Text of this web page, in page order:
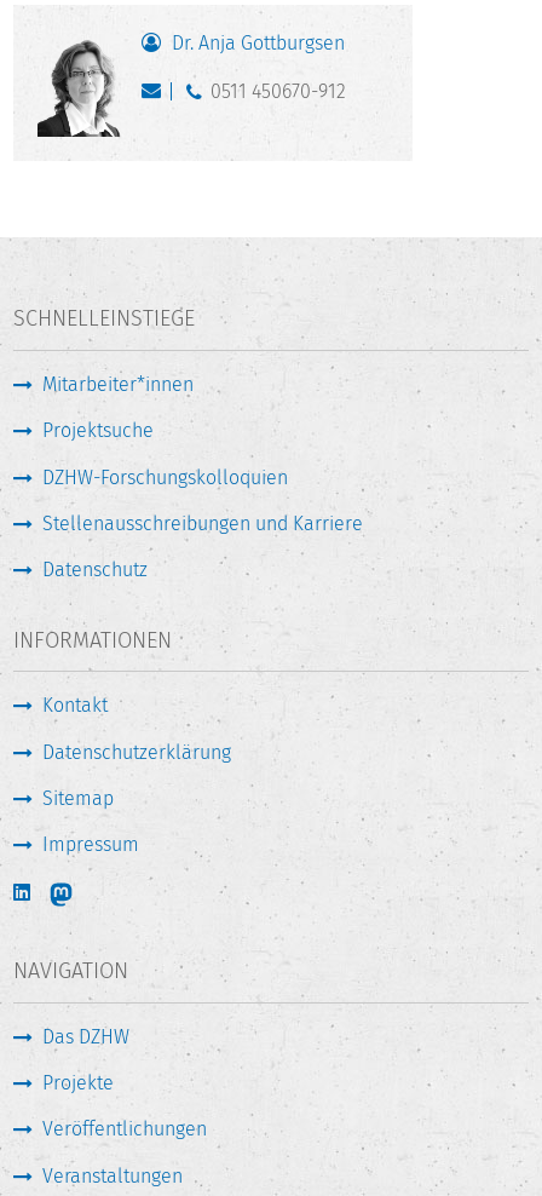
Dr. Anja Gottburgsen
0511 450670-912
SCHNELLEINSTIEGE
Mitarbeiter*innen
Projektsuche
DZHW-Forschungskolloquien
Stellenausschreibungen und Karriere
Datenschutz
INFORMATIONEN
Kontakt
Datenschutzerklärung
Sitemap
Impressum
NAVIGATION
Das DZHW
Projekte
Veröffentlichungen
Veranstaltungen